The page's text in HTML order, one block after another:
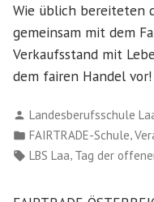
Wie üblich bereiteten
gemeinsam mit dem
Verkaufsstand mit
dem fairen Handel vor!
Verfasst
von
Landesberufsschule
Veröffentlicht
in
FAIRTRADE-Schule
Schlagwörter:
LBS Laa, Tag der